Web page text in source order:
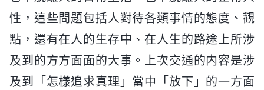
性，這些問題包括人對待各類事情的態度、觀
點，還有在人的生存中、在人生的路途上所涉
及到的方方面面的大事。上次交通的内容是涉
及到「怎樣追求真理」當中「放下」的一方面